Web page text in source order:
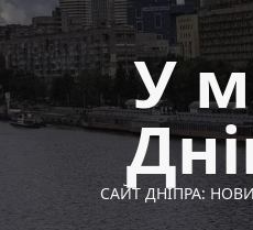
Перейти
до
вмісту
У
САЙТ ДНІПРА: